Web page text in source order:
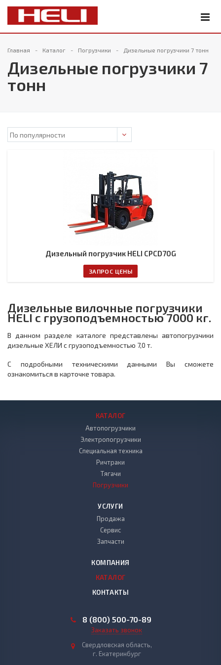
Главная Каталог Погрузчики Дизельные погрузчики 7 тонн
Дизельные погрузчики 7
тонн
Дизельный погрузчик HELI CPCD70G
ЗАПРОС ЦЕНЫ
Дизельные вилочные погрузчики
HELI с грузоподъемностью 7000 кг.
В данном разделе каталоге представлены автопогрузчики
дизельные ХЕЛИ с грузоподъемностью 7,0 т.
С подробными техническими данными Вы сможете
ознакомиться в карточке товара.
КАТАЛОГ
Автопогрузчики
Электропогрузчики
Специальная техника
Ричтраки
Тягачи
Погрузчики
УСЛУГИ
Продажа
Сервис
Запчасти
КОМПАНИЯ
КАТАЛОГ
КОНТАКТЫ
8 (800) 500-70-89
Заказать звонок
Свердловская область,
г. Екатеринбург